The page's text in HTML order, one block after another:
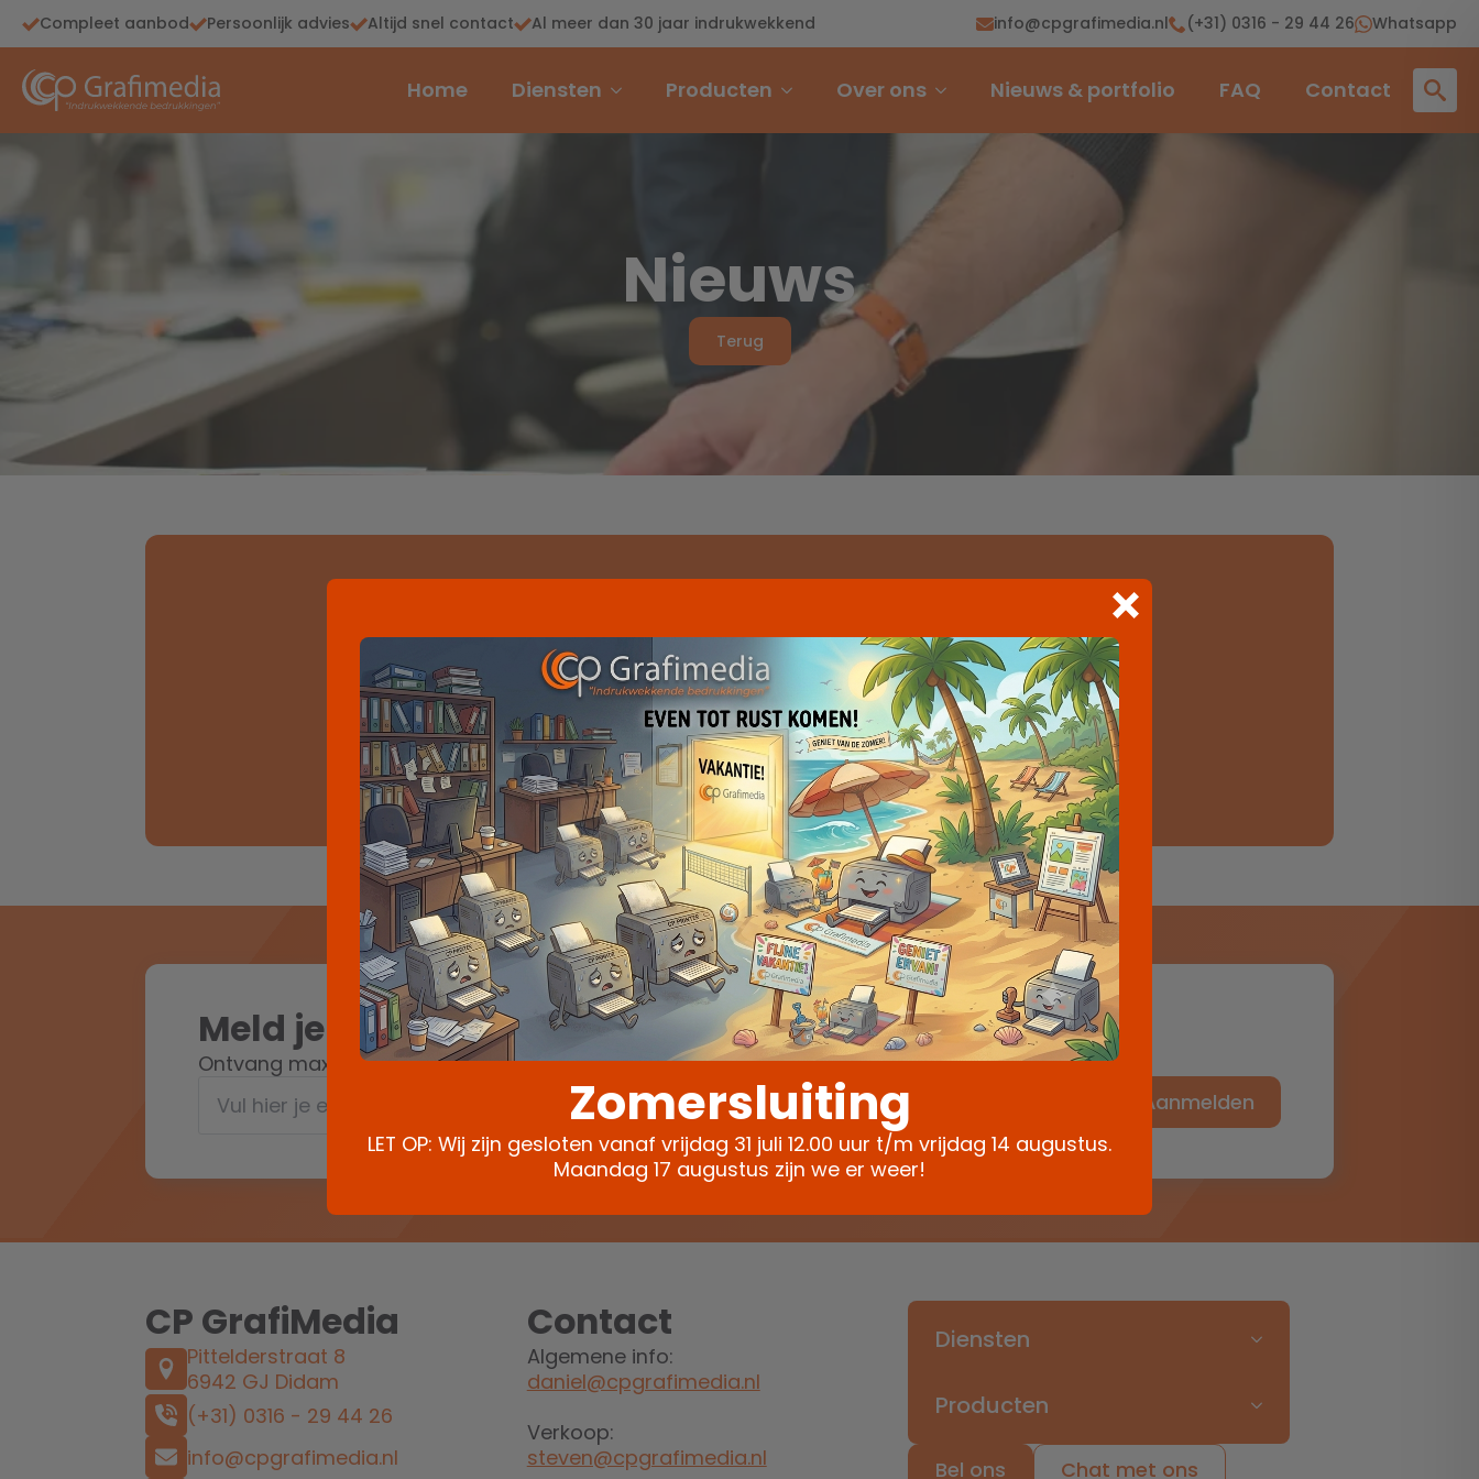
Compleet aanbod Persoonlijk advies Altijd snel contact Al meer dan 30 jaar indrukwekkend info@cpgrafimedia.nl (+31) 0316 - 29 44 26 Whatsapp
Home Diensten Producten Over ons Nieuws & portfolio FAQ Contact
Nieuws
Terug
Niet gevonden wat je zocht?
Ons assortiment is breder dan wat je hier ziet. Staat jouw gewenste product er niet
tussen? Neem contact met ons op en wij gaan direct aan de slag om jouw ideeën
werkelijkheid te maken. Maatwerk is bij ons de standaard!
Bel ons
Mail ons App met ons
Meld je aan voor onze nieuwsbrief
Ontvang max. 1x per maand onze update voor inspiratie, aanbiedingen en adviezen.
Aanmelden
CP GrafiMedia
Pittelderstraat 8
6942 GJ Didam
(+31) 0316 - 29 44 26
info@cpgrafimedia.nl
Contact
Algemene info:
daniel@cpgrafimedia.nl
Verkoop:
steven@cpgrafimedia.nl
Diensten
Producten
Bel ons Chat met ons
Zomersluiting
LET OP: Wij zijn gesloten vanaf vrijdag 31 juli 12.00 uur t/m vrijdag 14 augustus.
Maandag 17 augustus zijn we er weer!